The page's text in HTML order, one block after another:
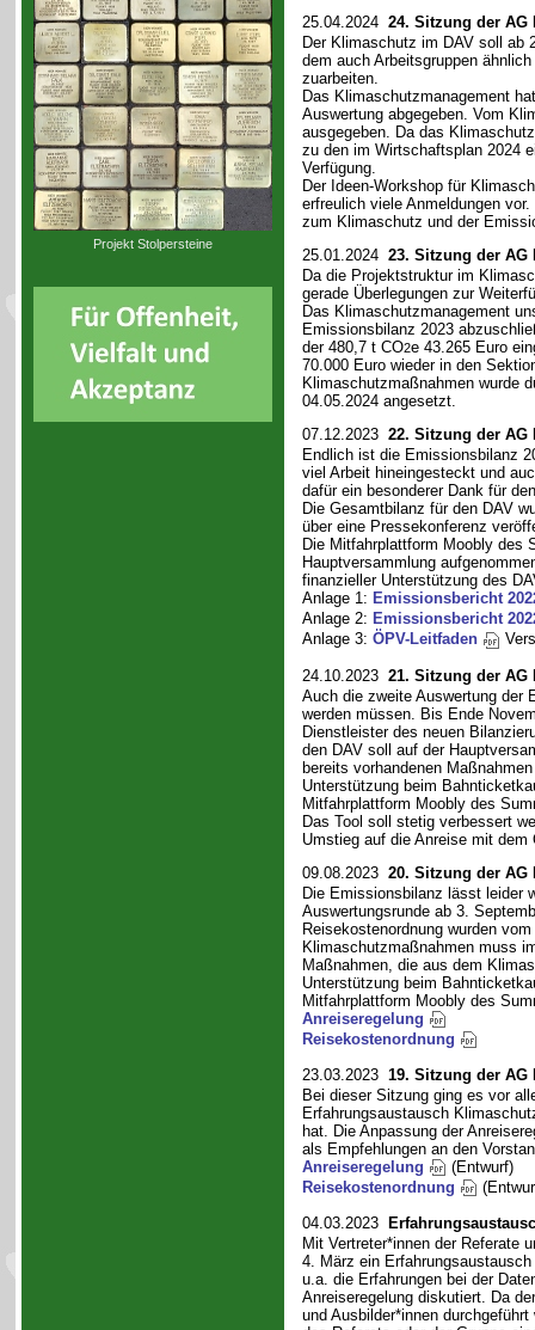
Projekt Stolpersteine
25.04.2024 24. Sitzung der AG
Der Klimaschutz im DAV soll ab
dem auch Arbeitsgruppen
zuarbeiten.
Das Klimaschutzmanagement
Auswertung abgegeben. Vom
ausgegeben. Da das
zu den im Wirtschaftsplan 2024
Verfügung.
Der Ideen-Workshop für
erfreulich viele Anmeldungen
zum Klimaschutz und der
25.01.2024 23. Sitzung der AG
Da die Projektstruktur im
gerade Überlegungen zur
Das Klimaschutzmanagement
Emissionsbilanz 2023
der 480,7 t CO2e 43.265 Euro
70.000 Euro wieder in den
Klimaschutzmaßnahmen wurde
04.05.2024 angesetzt.
07.12.2023 22. Sitzung der AG
Endlich ist die Emissionsbilanz
viel Arbeit hineingesteckt und
dafür ein besonderer Dank für
Die Gesamtbilanz für den DAV
über eine Pressekonferenz
Die Mitfahrplattform Moobly des
Hauptversammlung
finanzieller Unterstützung des
Anlage 1: Emissionsbericht
Anlage 2: Emissionsbericht
Anlage 3: ÖPV-Leitfaden
24.10.2023 21. Sitzung der AG
Auch die zweite Auswertung der
werden müssen. Bis Ende
Dienstleister des neuen
den DAV soll auf der
bereits vorhandenen
Unterstützung beim
Mitfahrplattform Moobly des
Das Tool soll stetig verbessert
Umstieg auf die Anreise mit dem
09.08.2023 20. Sitzung der AG
Die Emissionsbilanz lässt leider
Auswertungsrunde ab 3.
Reisekostenordnung wurden
Klimaschutzmaßnahmen muss
Maßnahmen, die aus dem
Unterstützung beim
Mitfahrplattform Moobly des
Anreiseregelung
Reisekostenordnung
23.03.2023 19. Sitzung der AG
Bei dieser Sitzung ging es vor
Erfahrungsaustausch
hat. Die Anpassung der
als Empfehlungen an den
Anreiseregelung
(Entwurf)
Reisekostenordnung
04.03.2023
Mit Vertreter*innen der Referate
4. März ein
u.a. die Erfahrungen bei der
Anreiseregelung diskutiert. Da
und Ausbilder*innen